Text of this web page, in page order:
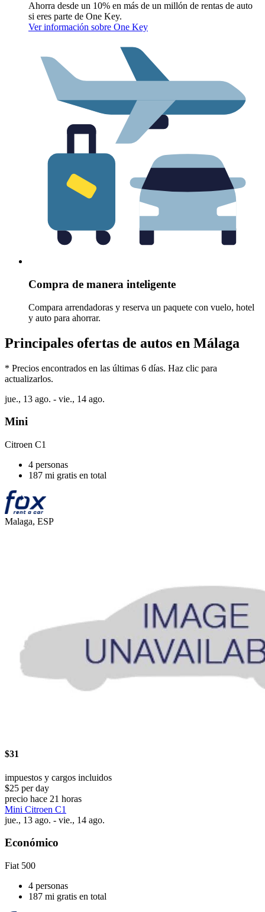
Ahorra desde un 10% en más de un millón de rentas de auto
si eres parte de One Key.
Ver información sobre One Key
Compra de manera inteligente
Compara arrendadoras y reserva un paquete con vuelo, hotel
y auto para ahorrar.
Principales ofertas de autos en Málaga
* Precios encontrados en las últimas 6 días. Haz clic para
actualizarlos.
jue., 13 ago. - vie., 14 ago.
Mini
Citroen C1
4 personas
187 mi gratis en total
Malaga, ESP
$31
impuestos y cargos incluidos
$25 per day
precio hace 21 horas
Mini Citroen C1
jue., 13 ago. - vie., 14 ago.
Económico
Fiat 500
4 personas
187 mi gratis en total